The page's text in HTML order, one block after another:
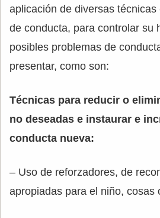
aplicación de diversas técnicas
de conducta, para controlar su
posibles problemas de
presentar, como son:
Técnicas para reducir o
no deseadas e instaurar e
conducta nueva:
– Uso de reforzadores, de
apropiadas para el niño, cosas